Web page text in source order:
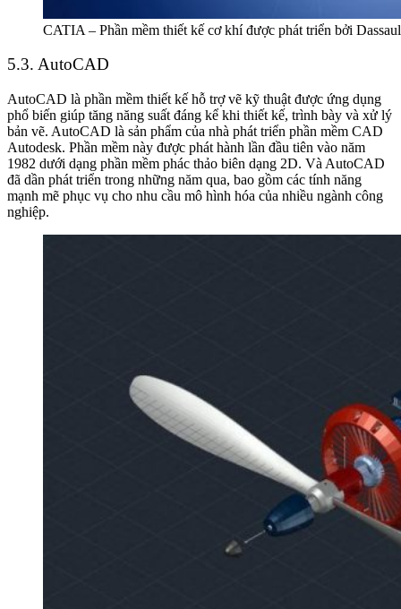
CATIA – Phần mềm thiết kế cơ khí được phát triển bởi
5.3. AutoCAD
AutoCAD là phần mềm thiết kế hỗ trợ vẽ kỹ thuật được ứng dụng
phổ biến giúp tăng năng suất đáng kể khi thiết kế, trình bày và xử lý
bản vẽ. AutoCAD là sản phẩm của nhà phát triển phần mềm CAD
Autodesk. Phần mềm này được phát hành lần đầu tiên vào năm
1982 dưới dạng phần mềm phác thảo biên dạng 2D. Và AutoCAD
đã dần phát triển trong những năm qua, bao gồm các tính năng
mạnh mẽ phục vụ cho nhu cầu mô hình hóa của nhiều ngành công
nghiệp.